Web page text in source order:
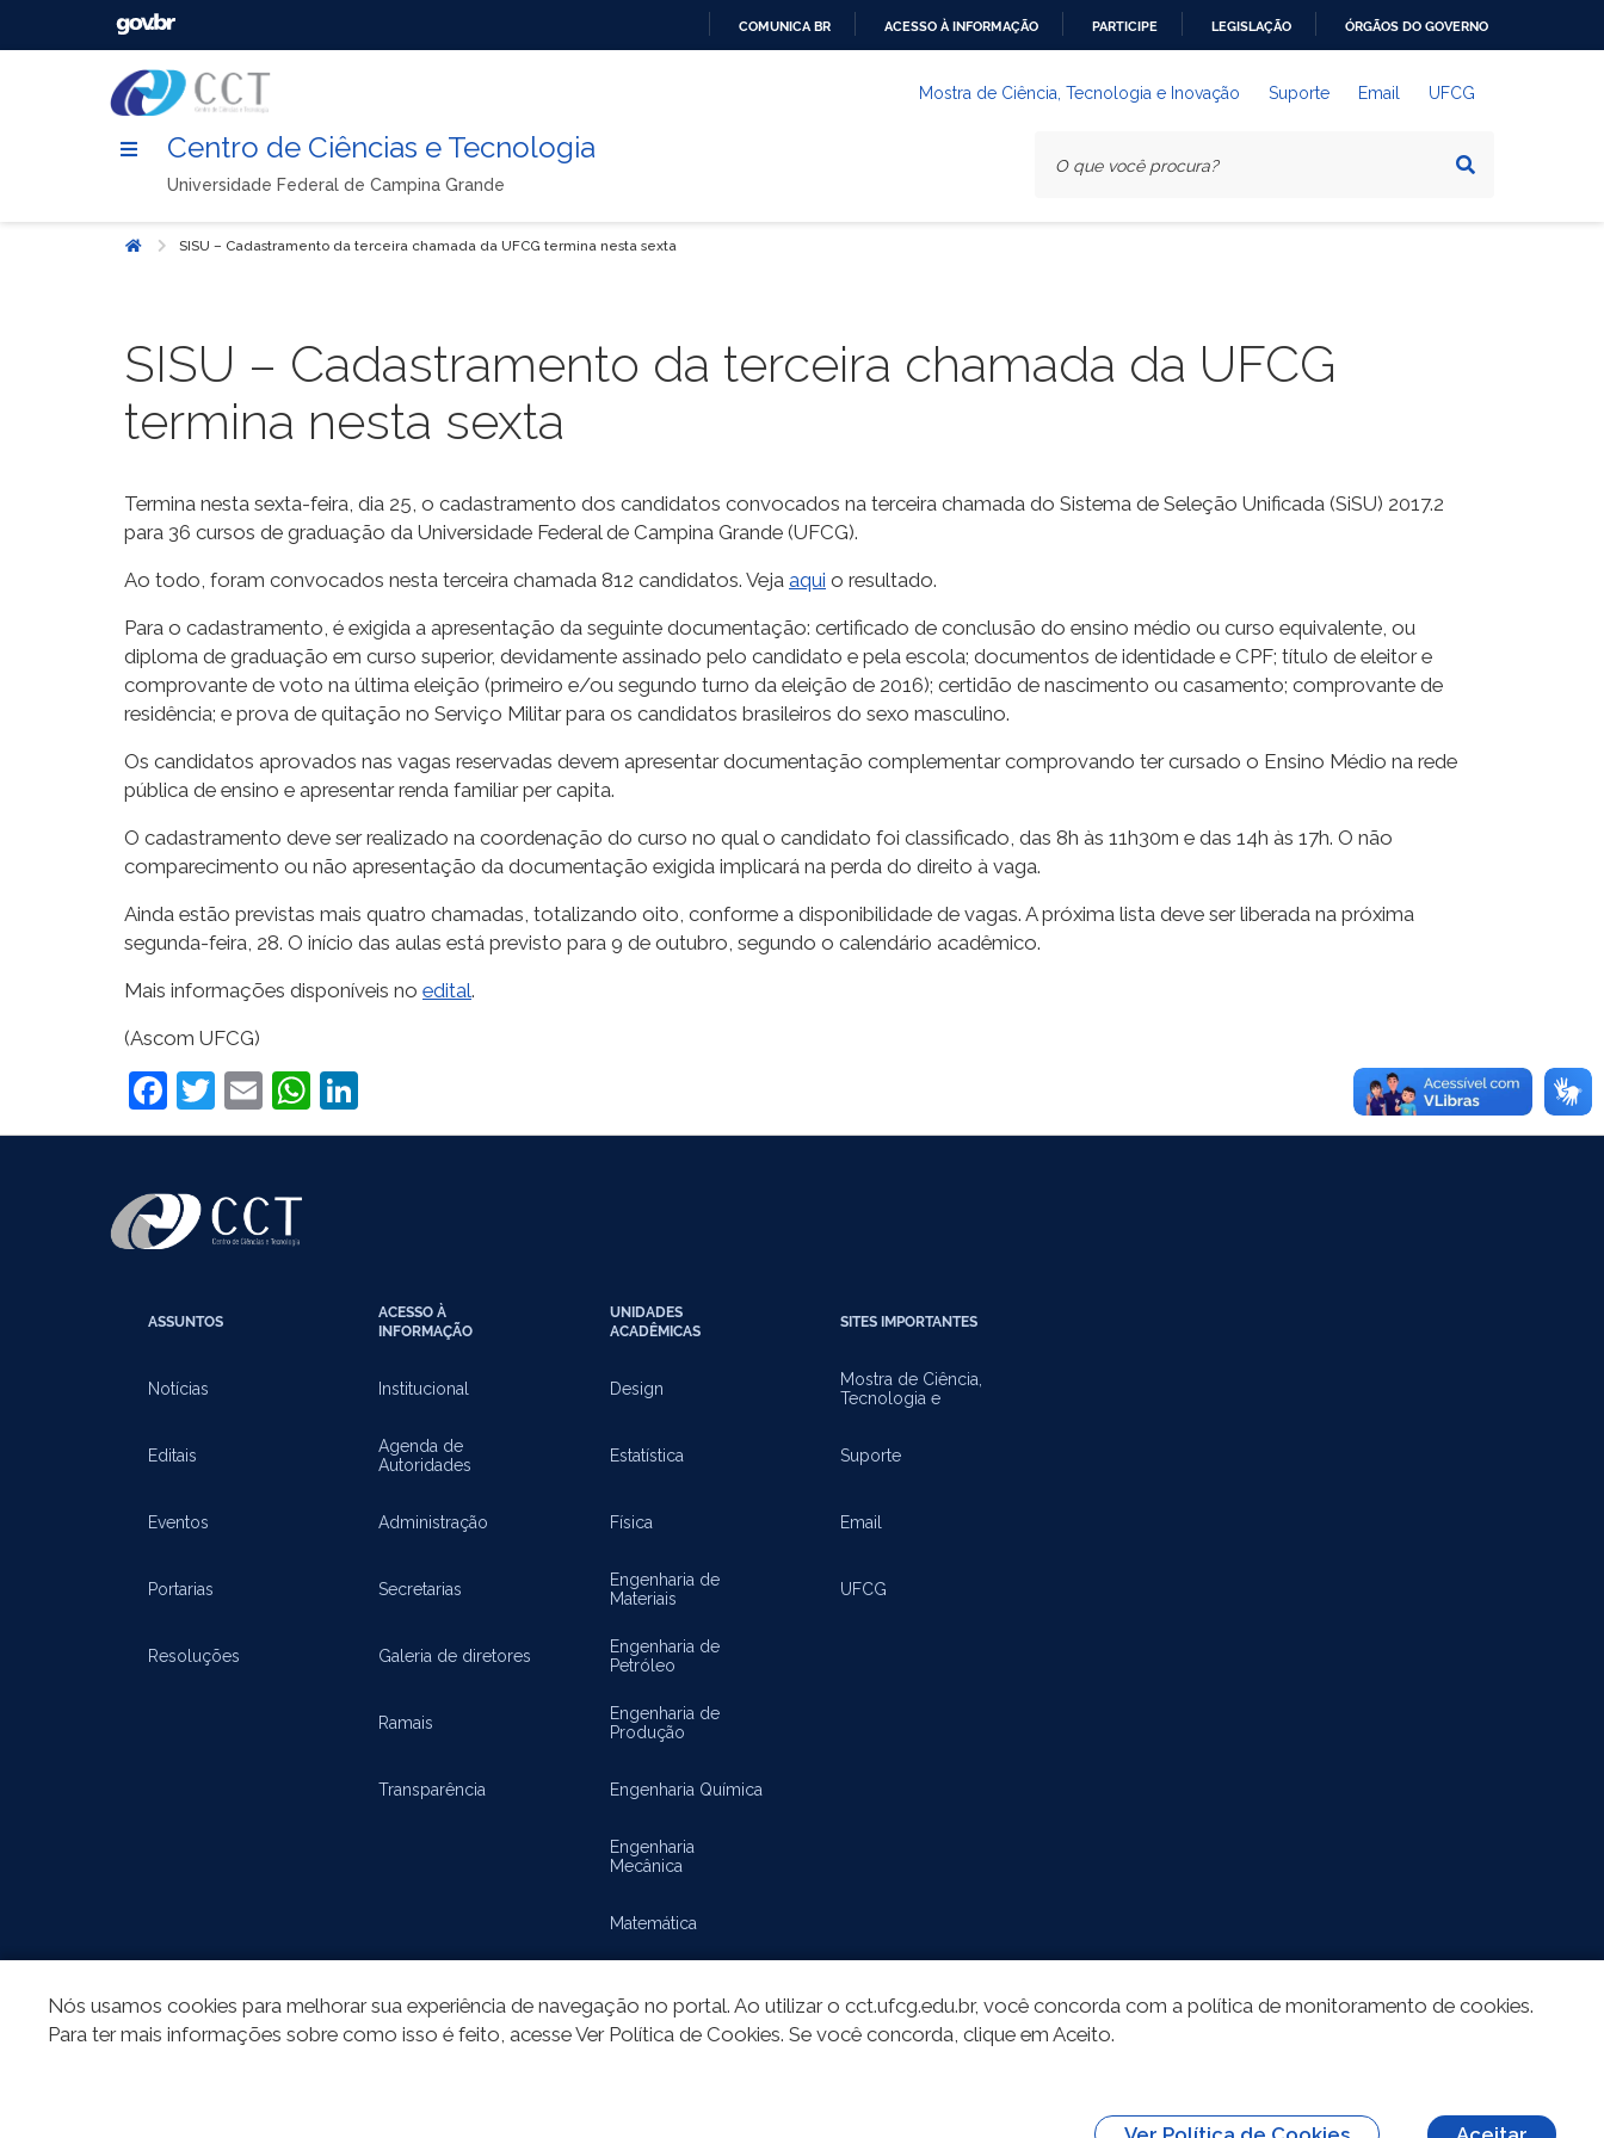
COMUNICA BR ACESSO À INFORMAÇÃO PARTICIPE LEGISLAÇÃO ÓRGÃOS DO GOVERNO
Mostra de Ciência, Tecnologia e Inovação Suporte Email UFCG
Centro de Ciências e Tecnologia
Universidade Federal de Campina Grande
Início SISU – Cadastramento da terceira chamada da UFCG termina nesta sexta
SISU – Cadastramento da terceira chamada da UFCG
termina nesta sexta
Termina nesta sexta-feira, dia 25, o cadastramento dos candidatos convocados na terceira chamada do Sistema de Seleção Unificada (SiSU) 2017.2
para 36 cursos de graduação da Universidade Federal de Campina Grande (UFCG).
Ao todo, foram convocados nesta terceira chamada 812 candidatos. Veja aqui o resultado.
Para o cadastramento, é exigida a apresentação da seguinte documentação: certificado de conclusão do ensino médio ou curso equivalente, ou
diploma de graduação em curso superior, devidamente assinado pelo candidato e pela escola; documentos de identidade e CPF; título de eleitor e
comprovante de voto na última eleição (primeiro e/ou segundo turno da eleição de 2016); certidão de nascimento ou casamento; comprovante de
residência; e prova de quitação no Serviço Militar para os candidatos brasileiros do sexo masculino.
Os candidatos aprovados nas vagas reservadas devem apresentar documentação complementar comprovando ter cursado o Ensino Médio na rede
pública de ensino e apresentar renda familiar per capita.
O cadastramento deve ser realizado na coordenação do curso no qual o candidato foi classificado, das 8h às 11h30m e das 14h às 17h. O não
comparecimento ou não apresentação da documentação exigida implicará na perda do direito à vaga.
Ainda estão previstas mais quatro chamadas, totalizando oito, conforme a disponibilidade de vagas. A próxima lista deve ser liberada na próxima
segunda-feira, 28. O início das aulas está previsto para 9 de outubro, segundo o calendário acadêmico.
Mais informações disponíveis no edital.
(Ascom UFCG)
Facebook
Twitter
EmailWhatsApp
ASSUNTOS
Notícias
Editais
Eventos
Portarias
Resoluções
ACESSO À
INFORMAÇÃO
Institucional
Agenda de
Autoridades
Administração
Secretarias
Galeria de diretores
Ramais
Transparência
UNIDADES
ACADÊMICAS
Design
Estatística
Física
Engenharia de
Materiais
Engenharia de
Petróleo
Engenharia de
Produção
Engenharia Química
Engenharia
Mecânica
Matemática
SITES IMPORTANTES
Mostra de Ciência,
Tecnologia e
Suporte
Email
UFCG
REDES SOCIAIS
Nós usamos cookies para melhorar sua experiência de navegação no portal. Ao utilizar o cct.ufcg.edu.br, você concorda com a política de monitoramento de cookies.
Para ter mais informações sobre como isso é feito, acesse Ver Política de Cookies. Se você concorda, clique em Aceito.